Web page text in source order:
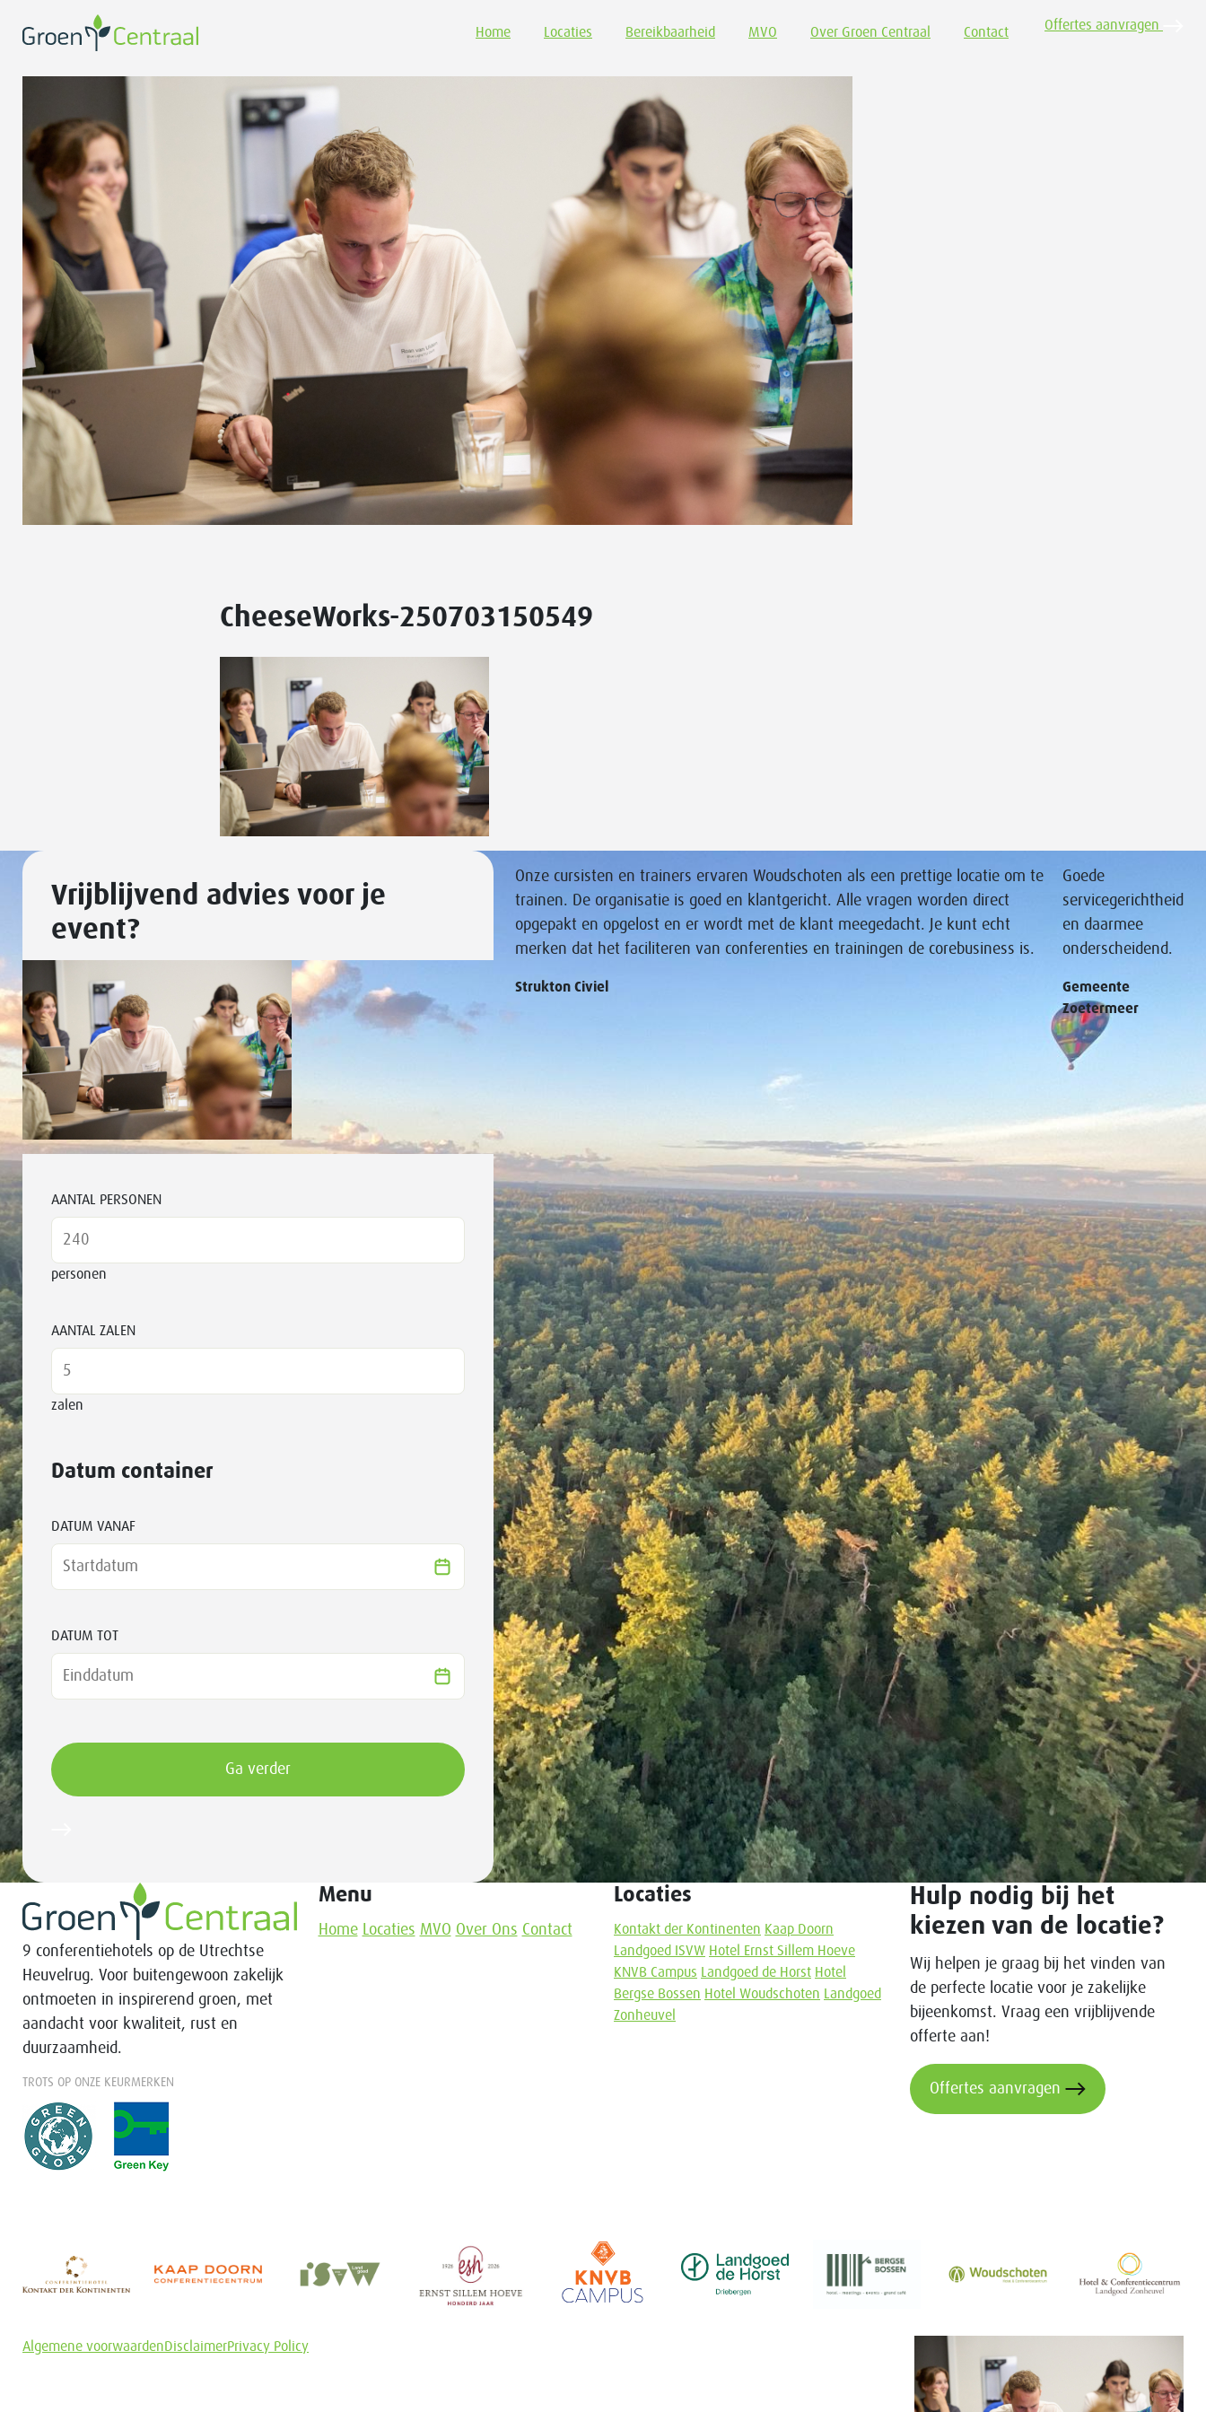
Home Locaties Bereikbaarheid MVO Over Groen Centraal Contact
Offertes aanvragen
CheeseWorks-250703150549
Vrijblijvend advies voor je
event?
AANTAL PERSONEN
personen
AANTAL ZALEN
zalen
Datum container
DATUM VANAF
DATUM TOT
Onze cursisten en trainers ervaren Woudschoten als een prettige locatie om te
trainen. De organisatie is goed en klantgericht. Alle vragen worden direct
opgepakt en opgelost en er wordt met de klant meegedacht. Je kunt echt
merken dat het faciliteren van conferenties en trainingen de corebusiness is.
Strukton Civiel
Goede
servicegerichtheid
en daarmee
onderscheidend.
Gemeente
Zoetermeer
9 conferentiehotels op de Utrechtse
Heuvelrug. Voor buitengewoon zakelijk
ontmoeten in inspirerend groen, met
aandacht voor kwaliteit, rust en
duurzaamheid.
TROTS OP ONZE KEURMERKEN
Menu
Home Locaties MVO Over Ons Contact
Locaties
Kontakt der Kontinenten Kaap Doorn
Landgoed ISVW Hotel Ernst Sillem Hoeve
KNVB Campus
Landgoed de Horst Hotel
Bergse Bossen Hotel Woudschoten
Landgoed
Zonheuvel
Hulp nodig bij het
kiezen van de locatie?
Wij helpen je graag bij het vinden van
de perfecte locatie voor je zakelijke
bijeenkomst. Vraag een vrijblijvende
offerte aan!
Offertes aanvragen
Algemene voorwaardenDisclaimerPrivacy Policy